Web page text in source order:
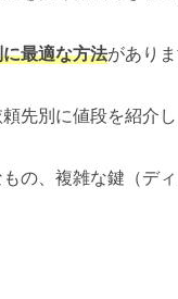
最適な方法がありま
先別に値段を紹介
の、複雑な鍵（デ